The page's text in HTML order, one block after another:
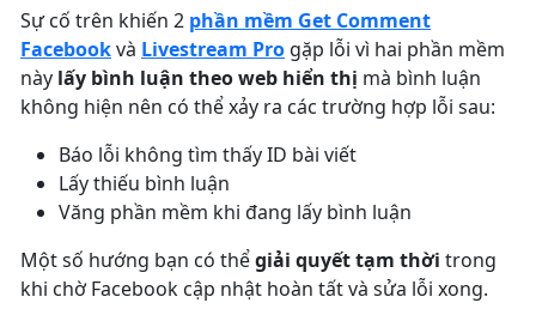
Sự cố trên khiến 2 phần mềm Get Comment
Facebookvà Livestream Pro gặp lỗi vì hai phần mềm
này lấy bình luận theo web hiển thị mà bình luận
không hiện nên có thể xảy ra các trường hợp lỗi sau:
Báo lỗi không tìm thấy ID bài viết
Lấy thiếu bình luận
Văng phần mềm khi đang lấy bình luận
Một số hướng bạn có thểgiải quyết tạm thời trong
khi chờ Facebook cập nhật hoàn tất và sửa lỗi xong.